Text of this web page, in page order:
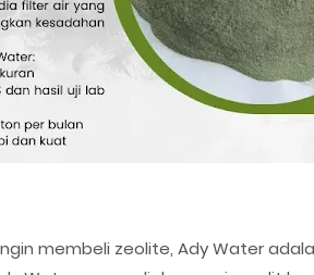
membeli zeolite, Ady Water